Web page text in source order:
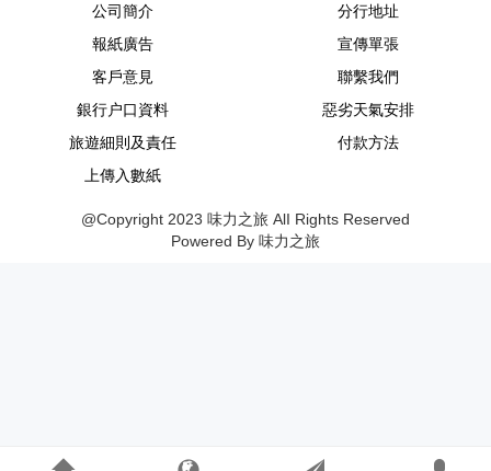
公司簡介
分行地址
報紙廣告
宣傳單張
客戶意見
聯繫我們
銀行户口資料
惡劣天氣安排
旅遊細則及責任
付款方法
上傳入數紙
@Copyright 2023 味力之旅 AlI Rights Reserved
Powered By 味力之旅